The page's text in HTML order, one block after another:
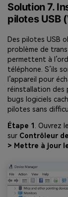
Solution 7.
pilotes USB
Des pilotes USB
problème de
permettent à
téléphone. S’ils
l’appareil pour
réinstallation des
bugs logiciels
pilotes sans
Étape 1 . Ouvrez le
sur Contrôleur
> Mettre à jour